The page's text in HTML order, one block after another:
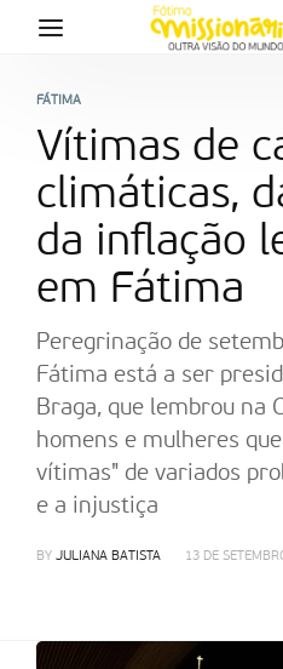
FÁTIMA
Vítimas de
climáticas,
da inflação
em Fátima
Peregrinação de
Fátima está a ser
Braga, que lembrou na
homens e mulheres
vítimas" de variados
e a injustiça
BY JULIANA BATISTA 13 DE